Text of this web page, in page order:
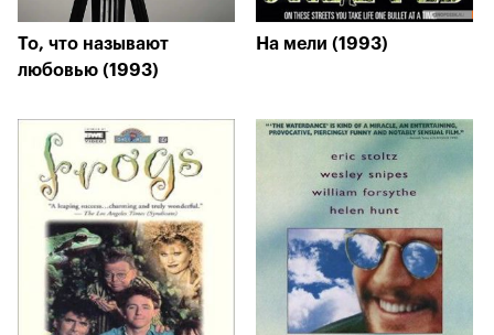
То, что называют
любовью (1993)
На мели (1993)